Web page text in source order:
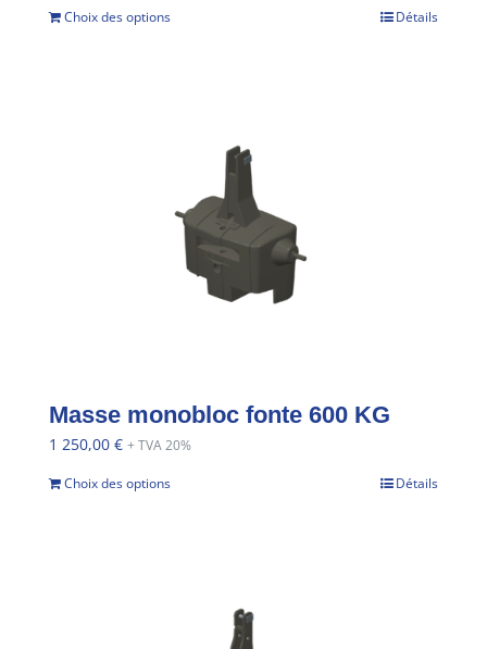
Choix des options Détails
Masse monobloc fonte 600 KG
1 250,00 € + TVA 20%
Choix des options Détails